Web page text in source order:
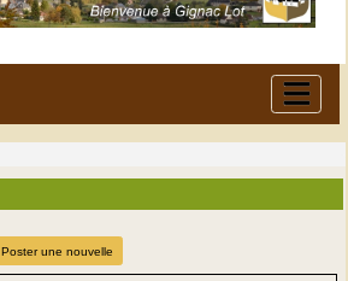
Poster une nouvelle